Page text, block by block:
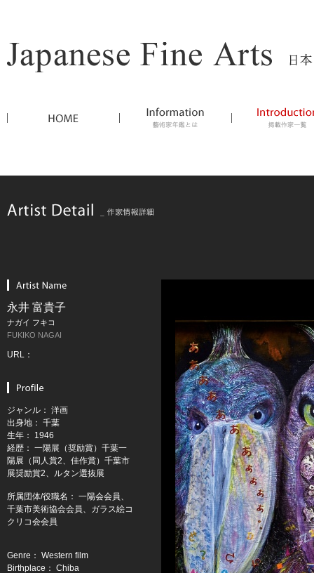
永井 富貴子
ナガイ フキコ
FUKIKO NAGAI
URL：
ジャンル： 洋画
出身地： 千葉
生年： 1946
経歴： 一陽展（奨励賞）千葉一
陽展（同人賞2、佳作賞）千葉市
展奨励賞2、ルタン選抜展
所属団体/役職名： 一陽会会員、
千葉市美術協会会員、ガラス絵コ
クリコ会会員
Genre： Western film
Birthplace： Chiba